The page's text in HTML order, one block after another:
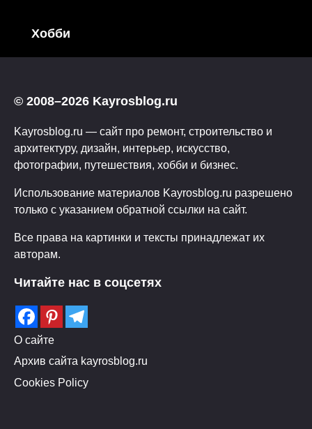
Хобби
© 2008–2026 Kayrosblog.ru
Kayrosblog.ru — сайт про ремонт, строительство и
архитектуру, дизайн, интерьер, искусство,
фотографии, путешествия, хобби и бизнес.
Использование материалов Kayrosblog.ru разрешено
только с указанием обратной ссылки на сайт.
Все права на картинки и тексты принадлежат их
авторам.
Читайте нас в соцсетях
О сайте
Архив сайта kayrosblog.ru
Cookies Policy